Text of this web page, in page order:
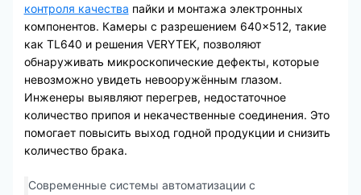
контроля качества пайки и монтажа электронных
компонентов. Камеры с разрешением 640×512, такие
как TL640 и решения VERYTEK, позволяют
обнаруживать микроскопические дефекты, которые
невозможно увидеть невооружённым глазом.
Инженеры выявляют перегрев, недостаточное
количество припоя и некачественные соединения. Это
помогает повысить выход годной продукции и снизить
количество брака.
Современные системы автоматизации с